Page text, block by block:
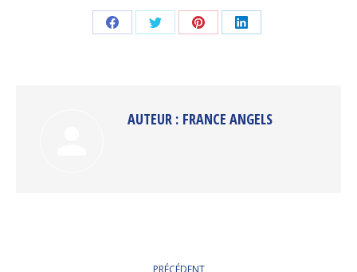
PartagerPartagerPartagerPartager
AUTEUR : FRANCE ANGELS
PRÉCÉDENT